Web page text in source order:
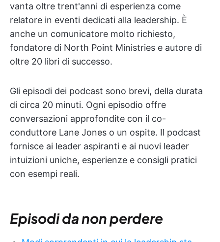
vanta oltre trent'anni di esperienza come
relatore in eventi dedicati alla leadership. È
anche un comunicatore molto richiesto,
fondatore di North Point Ministries e autore di
oltre 20 libri di successo.
Gli episodi dei podcast sono brevi, della durata
di circa 20 minuti. Ogni episodio offre
conversazioni approfondite con il co-
conduttore Lane Jones o un ospite. Il podcast
fornisce ai leader aspiranti e ai nuovi leader
intuizioni uniche, esperienze e consigli pratici
con esempi reali.
Episodi da non perdere